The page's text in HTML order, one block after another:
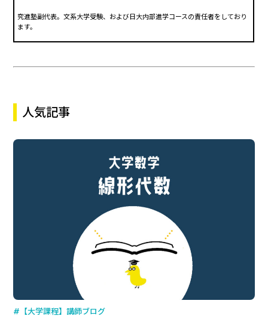
究進塾副代表。文系大学受験、および日大内部進学コースの責任者をしており
ます。
人気記事
#【大学課程】講師ブログ